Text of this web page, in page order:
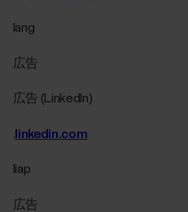
lang
広告
広告 (LinkedIn)
. linkedin.com
liap
広告